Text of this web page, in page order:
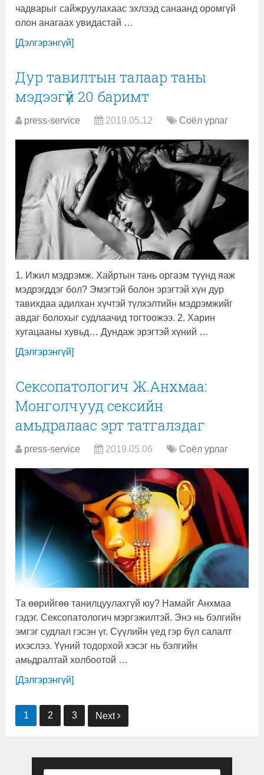
чадварыг сайжруулахаас эхлээд санаанд оромгүй
олон анагаах увидастай …
[Дэлгэрэнгүй]
Дур тавилтын талаар таны
мэдээгүй 20 баримт
press-service 2019.05.12 Соёл урлаг
1. Ижил мэдрэмж. Хайртын тань оргазм түүнд яаж
мэдрэгддэг бол? Эмэгтэй болон эрэгтэй хүн дур
тавихдаа адилхан хүчтэй түлхэлтийн мэдрэмжийг
авдаг болохыг судлаачид тогтоожээ. 2. Харин
хугацааны хувьд… Дундаж эрэгтэй хүний …
[Дэлгэрэнгүй]
Сексопатологич Ж.Анхмаа:
Монголчууд сексийн
амьдралаас эрт татгалздаг
press-service 2019.05.06 Соёл урлаг
Та өөрийгөө танилцуулахгүй юу? Намайг Анхмаа
гэдэг. Сексопатологич мэргэжилтэй. Энэ нь бэлгийн
эмгэг судлал гэсэн үг. Сүүлийн үед гэр бүл салалт
ихэслээ. Үүний тодорхой хэсэг нь бэлгийн
амьдралтай холбоотой …
[Дэлгэрэнгүй]
Мэдээний
1 2 3 Next